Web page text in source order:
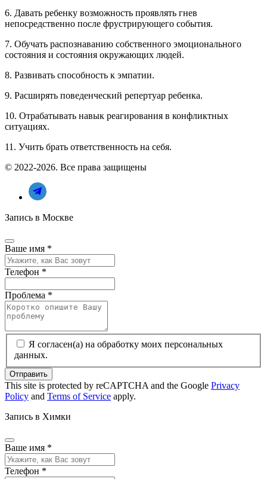
6. Давать ребенку возможность проявлять гнев
непосредственно после фрустрирующего события.
7. Обучать распознаванию собственного эмоционального
состояния и состояния окружающих людей.
8. Развивать способность к эмпатии.
9. Расширять поведенческий репертуар ребенка.
10. Отрабатывать навык реагирования в конфликтных
ситуациях.
11. Учить брать ответственность на себя.
© 2022-2026. Все права защищены
Запись в Москве
Ваше имя *
Телефон *
Проблема *
Я согласен(а) на обработку моих персональных
данных.
Отправить
This site is protected by reCAPTCHA and the Google Privacy
Policy and Terms of Service apply.
Запись в Химки
Ваше имя *
Телефон *